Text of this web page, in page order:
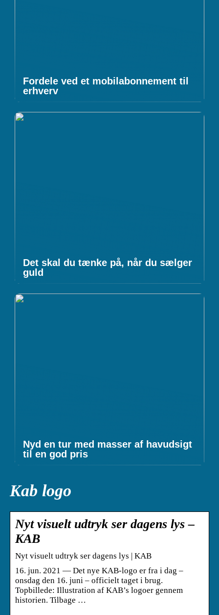
Fordele ved et mobilabonnement til
erhverv
Det skal du tænke på, når du sælger
guld
Nyd en tur med masser af havudsigt
til en god pris
Kab logo
Nyt visuelt udtryk ser dagens lys –
KAB
Nyt visuelt udtryk ser dagens lys | KAB
16. jun. 2021 — Det nye KAB-logo er fra i dag –
onsdag den 16. juni – officielt taget i brug.
Topbillede: Illustration af KAB’s logoer gennem
historien. Tilbage …